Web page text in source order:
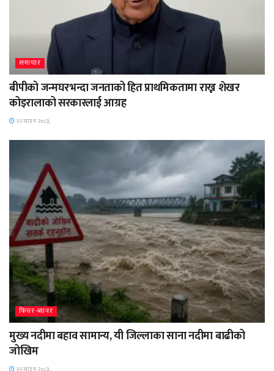
समाचार
बीपीको जन्मघरभन्दा जनताको हित प्राथमिकतामा राख्न शेखर
कोइरालाको सरकारलाई आग्रह
२२ साउन २०८३,
फिचर-ब्यानर
मुख्य नदीमा बहाव सामान्य, यी जिल्लाका साना नदीमा बाढीको
जोखिम